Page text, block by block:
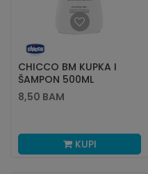
CHICCO BM KUPKA I
ŠAMPON 500ML
8,50 BAM
KUPI